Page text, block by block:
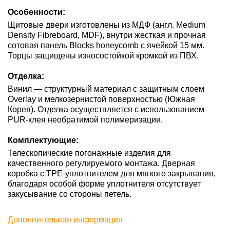
Особенности:
Щитовые двери изготовлены из МДФ (англ. Medium
Density Fibreboard, MDF), внутри жесткая и прочная
сотовая панель Blocks honeycomb с ячейкой 15 мм.
Торцы защищены износостойкой кромкой из ПВХ.
Отделка:
Винил — структурный материал с защитным слоем
Overlay и мелкозернистой поверхностью (Южная
Корея). Отделка осуществляется с использованием
PUR-клея необратимой полимеризации.
Комплектующие:
Телескопические погонажные изделия для
качественного регулируемого монтажа. Дверная
коробка с TPE-уплотнителем для мягкого закрывания,
благодаря особой форме уплотнителя отсутствует
закусывание со стороны петель.
Дополнительная информация